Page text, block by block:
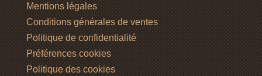
Mentions légales
Conditions générales de ventes
Politique de confidentialité
Préférences cookies
Politique des cookies